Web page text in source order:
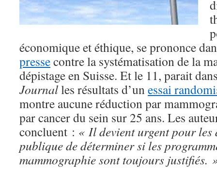
économique et éthique, se prononce
pressecontre la systématisation de la
dépistage en Suisse. Et le 11, parait
Journalles résultats d’unessai
montre aucune réduction par
par cancer du sein sur 25 ans. Les
concluent : « Il devient urgent pour les
publique de déterminer si les
mammographie sont toujours justifiés.